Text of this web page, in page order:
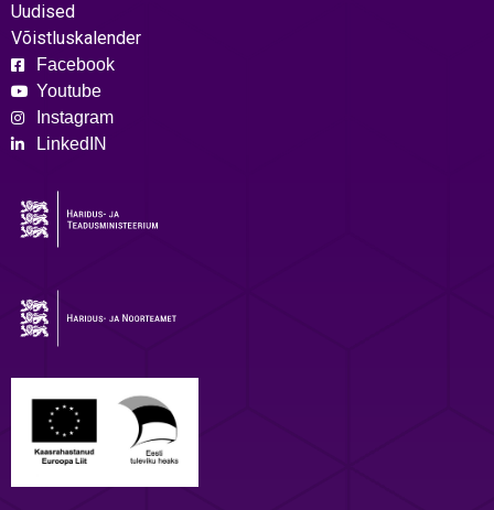
Uudised
Võistluskalender
Facebook
Youtube
Instagram
LinkedIN